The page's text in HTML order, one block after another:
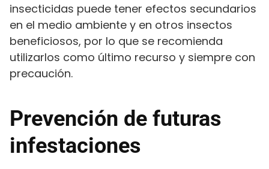
insecticidas puede tener efectos secundarios
en el medio ambiente y en otros insectos
beneficiosos, por lo que se recomienda
utilizarlos como último recurso y siempre con
precaución.
Prevención de futuras
infestaciones